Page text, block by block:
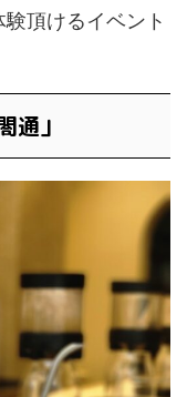
頂けるイベント
通」